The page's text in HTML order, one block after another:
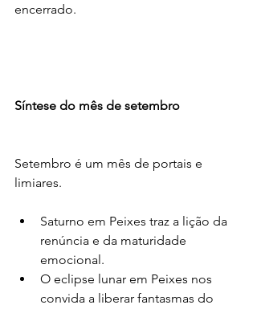
encerrado.
Síntese do mês de setembro
Setembro é um mês de portais e
limiares.
Saturno em Peixes traz a lição da
renúncia e da maturidade
emocional.
O eclipse lunar em Peixes nos
convida a liberar fantasmas do